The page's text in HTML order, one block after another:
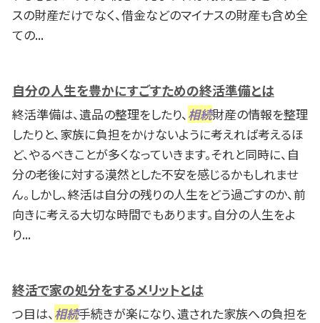
スの財産だけでなく、借金などのマイナスの財産も含め全
ての...
自分の人生を豊かにすごすための終活準備とは
終活準備は、遺品の整理をしたり、 相続財産の情報を整理
したりと、家族に負担をかけないように考えれば考えるほ
ど、やるべきことが多くなっていきます。それと同時に、自
分の老後に対する漠然とした不安を感じるかもしれませ
ん。しかし、終活は自分の残りの人生をどう過ごすのか、前
向きに考える大切な時間でもあります。自分の人生をよ
り...
終活で家の処分をするメリットとは
つ目は、 相続手続きが楽になり、遺された家族への負担を